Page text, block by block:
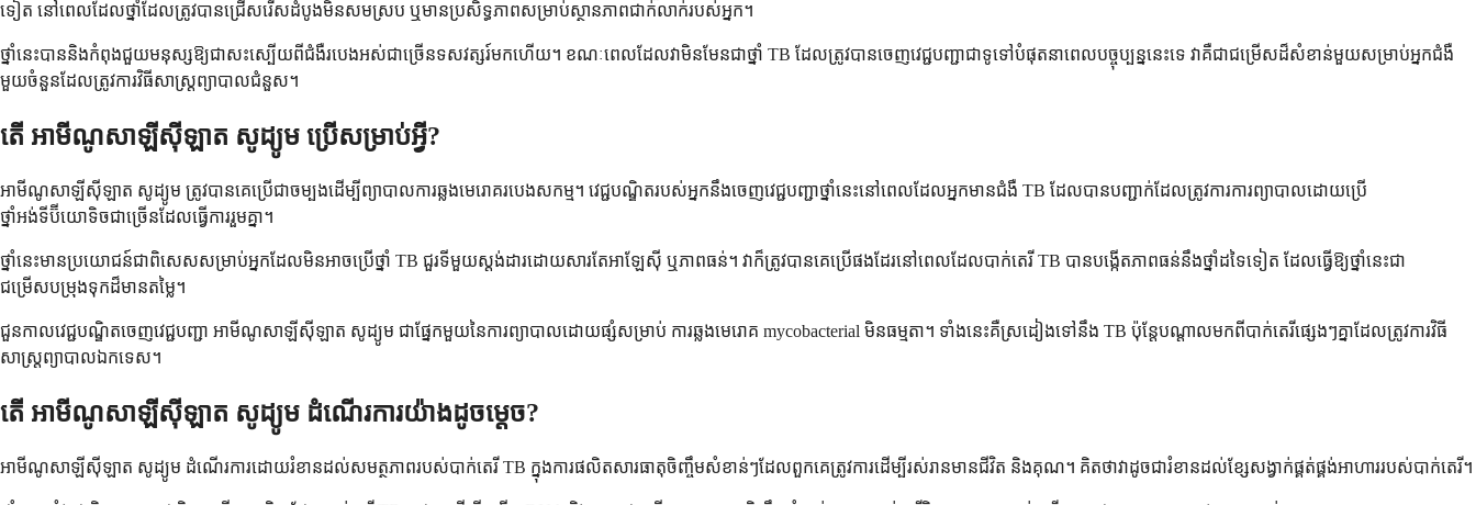
ទៀត នៅពេលដែលថ្នាំដែលត្រូវបានជ្រើសរើសដំបូងមិនសមស្រប ឬមានប្រសិទ្ធភាពសម្រាប់ស្ថានភាពជាក់លាក់របស់អ្នក។
ថ្នាំនេះបាននិងកំពុងជួយមនុស្សឱ្យជាសះស្បើយពីជំងឺរបេងអស់ជាច្រើនទសវត្សរ៍មកហើយ។ ខណៈពេលដែលវាមិនមែនជាថ្នាំ TB ដែលត្រូវបានចេញវេជ្ជបញ្ជាជាទូទៅបំផុតនាពេលបច្ចុប្បន្ននេះទេ វាគឺជាជម្រើសដ៏សំខាន់មួយសម្រាប់អ្នកជំងឺ
មួយចំនួនដែលត្រូវការវិធីសាស្ត្រព្យាបាលជំនួស។
តើ អាមីណូសាឡីស៊ីឡាត សូដ្យូម ប្រើសម្រាប់អ្វី?
អាមីណូសាឡីស៊ីឡាត សូដ្យូម ត្រូវបានគេប្រើជាចម្បងដើម្បីព្យាបាលការឆ្លងមេរោគរបេងសកម្ម។ វេជ្ជបណ្ឌិតរបស់អ្នកនឹងចេញវេជ្ជបញ្ជាថ្នាំនេះនៅពេលដែលអ្នកមានជំងឺ TB ដែលបានបញ្ជាក់ដែលត្រូវការការព្យាបាលដោយប្រើ
ថ្នាំអង់ទីប៊ីយោទិចជាច្រើនដែលធ្វើការរួមគ្នា។
ថ្នាំនេះមានប្រយោជន៍ជាពិសេសសម្រាប់អ្នកដែលមិនអាចប្រើថ្នាំ TB ជួរទីមួយស្តង់ដារដោយសារតែអាឡែស៊ី ឬភាពធន់។ វាក៏ត្រូវបានគេប្រើផងដែរនៅពេលដែលបាក់តេរី TB បានបង្កើតភាពធន់នឹងថ្នាំដទៃទៀត ដែលធ្វើឱ្យថ្នាំនេះជា
ជម្រើសបម្រុងទុកដ៏មានតម្លៃ។
ជួនកាលវេជ្ជបណ្ឌិតចេញវេជ្ជបញ្ជា អាមីណូសាឡីស៊ីឡាត សូដ្យូម ជាផ្នែកមួយនៃការព្យាបាលដោយផ្សំសម្រាប់ ការឆ្លងមេរោគ mycobacterial មិនធម្មតា។ ទាំងនេះគឺស្រដៀងទៅនឹង TB ប៉ុន្តែបណ្តាលមកពីបាក់តេរីផ្សេងៗគ្នាដែលត្រូវការវិធី
សាស្ត្រព្យាបាលឯកទេស។
តើ អាមីណូសាឡីស៊ីឡាត សូដ្យូម ដំណើរការយ៉ាងដូចម្តេច?
អាមីណូសាឡីស៊ីឡាត សូដ្យូម ដំណើរការដោយរំខានដល់សមត្ថភាពរបស់បាក់តេរី TB ក្នុងការផលិតសារធាតុចិញ្ចឹមសំខាន់ៗដែលពួកគេត្រូវការដើម្បីរស់រានមានជីវិត និងគុណ។ គិតថាវាដូចជារំខានដល់ខ្សែសង្វាក់ផ្គត់ផ្គង់អាហាររបស់បាក់តេរី។